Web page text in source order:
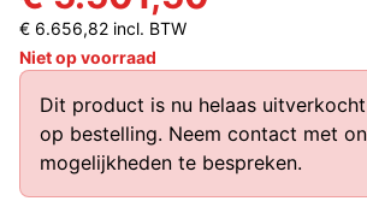
€ 6.656,82 incl. BTW
Niet op voorraad
Dit product is nu helaas
op bestelling. Neem contact met
mogelijkheden te bespreken.